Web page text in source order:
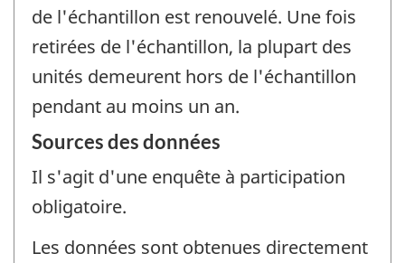
de l'échantillon est renouvelé. Une fois
retirées de l'échantillon, la plupart des
unités demeurent hors de l'échantillon
pendant au moins un an.
Sources des données
Il s'agit d'une enquête à participation
obligatoire.
Les données sont obtenues directement